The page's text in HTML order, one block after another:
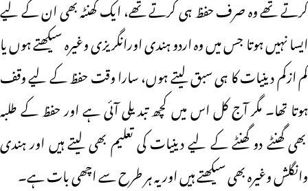
کرتے تھے وہ صرف حفظ ہی کرتے تھے، ایک گھنٹہ بھی ان کے لیے
ایسا نہیں ہوتا جس میں وہ اردو ہندی اورانگریزی وغیرہ سیکھتے ہوں یا
کم ازکم دینیات کا ہی سبق لیتے ہوں، سارا وقت حفظ کے لیے وقف
ہوتا تھا۔ مگر آج کل اس میں کچھ تبدیلی آئی ہے اور حفظ کے طلبہ
بھی گھنٹے دو گھنٹے کے لیے دینیات کی تعلیم بھی لیتے ہیں اور ہندی
وانگلش وغیرہ بھی سیکھتے ہیں اور یہ ہر طرح سے اچھی بات ہے۔